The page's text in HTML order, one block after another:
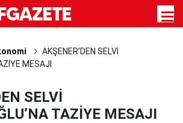
AKŞENER’DEN SELVİ
MESAJI
SELVİ
TAZİYE MESAJI